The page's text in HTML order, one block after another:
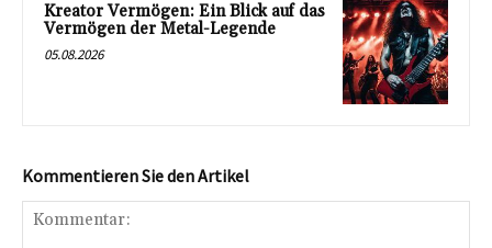
Kreator Vermögen: Ein Blick auf das
Vermögen der Metal-Legende
05.08.2026
Kommentieren Sie den Artikel